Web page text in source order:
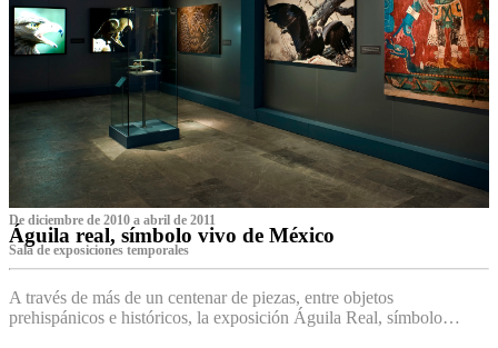
De diciembre de 2010 a abril de 2011
Águila real, símbolo vivo de México
Sala de exposiciones temporales
A través de más de un centenar de piezas, entre objetos
prehispánicos e históricos, la exposición Águila Real, símbolo…